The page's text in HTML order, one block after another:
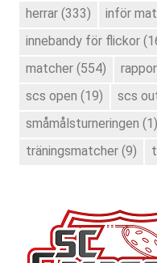
herrar (333) inför
innebandy för flickor
matcher (554)
scs open (19) scs
småmålsturneringen (1)
träningsmatcher (9)